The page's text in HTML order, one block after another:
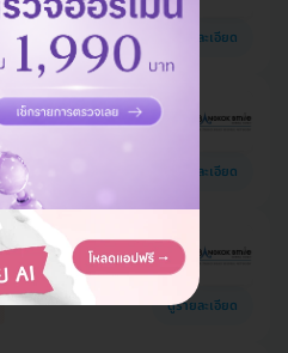
ดูรายละเอียด
Smile
ดูรายละเอียด
Spa Plus
ดูรายละเอียด